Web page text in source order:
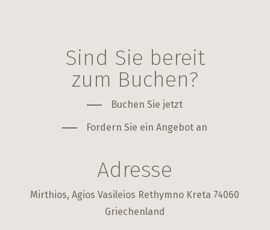
Sind Sie bereit
zum Buchen?
Buchen Sie jetzt
Fordern Sie ein Angebot an
Adresse
Mirthios, Agios Vasileios Rethymno Kreta 74060
Griechenland